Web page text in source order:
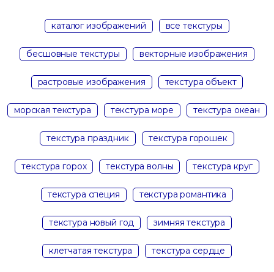
каталог изображений все текстуры
бесшовные текстуры векторные изображения
растровые изображения текстура объект
морская текстура текстура море текстура океан
текстура праздник текстура горошек
текстура горох текстура волны текстура круг
текстура специя текстура романтика
текстура новый год зимняя текстура
клетчатая текстура текстура сердце